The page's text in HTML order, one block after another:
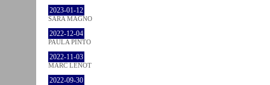
2023-01-12
SARA MAGNO
2022-12-04
PAULA PINTO
2022-11-03
MARC LENOT
2022-09-30